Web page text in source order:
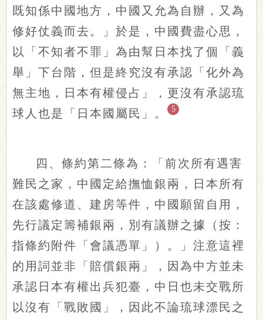
既知係中國地方，中國又允為自辦，又為
修好仗義而去。」於是，中國費盡心思，
以「不知者不罪」為由幫日本找了個「義
舉」下台階，但是終究沒有承認「化外為
無主地，日本有權侵占」，更沒有承認琉
球人也是「日本國屬民」。
5
四、條約第二條為：「前次所有遇害
難民之家，中國定給撫恤銀兩，日本所有
在該處修道、建房等件，中國願留自用，
先行議定籌補銀兩，別有議辦之據（按：
指條約附件「會議憑單」）。」注意這裡
的用詞並非「賠償銀兩」，因為中方並未
承認日本有權出兵犯臺，中日也未交戰所
以沒有「戰敗國」，因此不論琉球漂民之